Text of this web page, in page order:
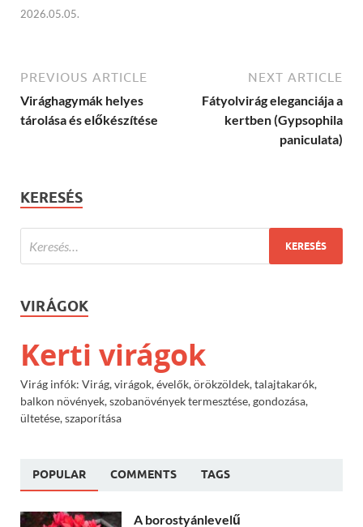
2026.05.05.
PREVIOUS ARTICLE
Virághagymák helyes
tárolása és előkészítése
NEXT ARTICLE
Fátyolvirág eleganciája a
kertben (Gypsophila
paniculata)
KERESÉS
VIRÁGOK
Kerti virágok
Virág infók: Virág, virágok, évelők, örökzöldek, talajtakarók,
balkon növények, szobanövények termesztése, gondozása,
ültetése, szaporítása
POPULAR COMMENTS TAGS
A borostyánlevelű